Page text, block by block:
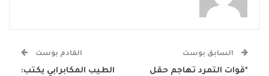
السابق بوست
*قوات التمرد تهاجم حقل
القادم بوست
الطيب المكابرابي يكتب: